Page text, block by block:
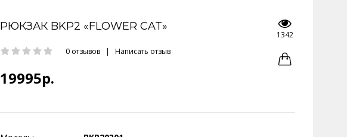
РЮКЗАК BKP2 «FLOWER CAT»
0 отзывов | Написать отзыв
19995р.
1342